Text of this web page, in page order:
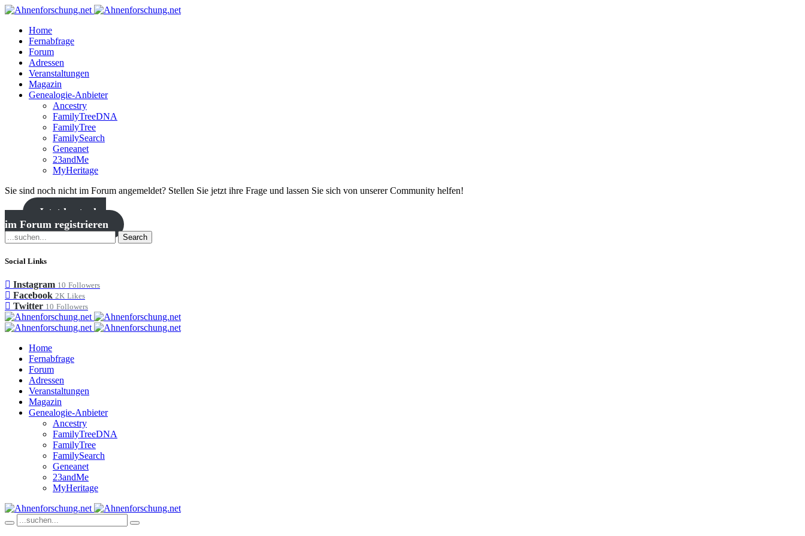
Home
Fernabfrage
Forum
Adressen
Veranstaltungen
Magazin
Genealogie-Anbieter
Ancestry
FamilyTreeDNA
FamilyTree
FamilySearch
Geneanet
23andMe
MyHeritage
Sie sind noch nicht im Forum angemeldet? Stellen Sie jetzt ihre Frage und lassen Sie sich von unserer Community helfen!
Jetzt kostenlos
im Forum registrieren
Search
Social Links
Instagram 10 Followers
Facebook 2K Likes
Twitter 10 Followers
Home
Fernabfrage
Forum
Adressen
Veranstaltungen
Magazin
Genealogie-Anbieter
Ancestry
FamilyTreeDNA
FamilyTree
FamilySearch
Geneanet
23andMe
MyHeritage